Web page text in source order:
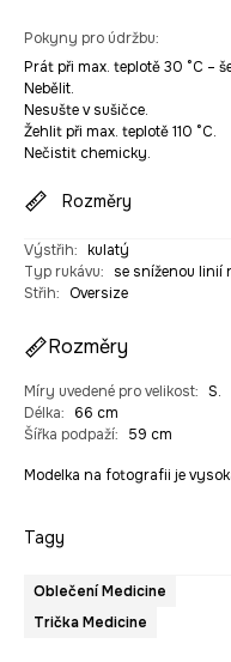
Pokyny pro údržbu:
Prát při max. teplotě 30 °C –
Nebělit.
Nesušte v sušičce.
Žehlit při max. teplotě 110 °C.
Nečistit chemicky.
Rozměry
Výstřih: kulatý
Typ rukávu:
se sníženou linií
Střih: Oversize
Rozměry
Míry uvedené pro velikost: S.
Délka:
66 cm
Šířka podpaží: 59 cm
Modelka na fotografii je
Tagy
Oblečení Medicine
Trička Medicine